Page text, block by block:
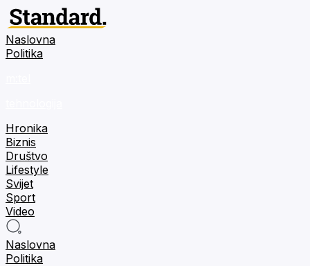
Naslovna
Politika
Hronika
Biznis
Društvo
Lifestyle
Svijet
Sport
Video
Naslovna
Politika